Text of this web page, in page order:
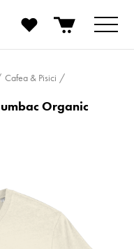
Cafea & Pisici
Organic